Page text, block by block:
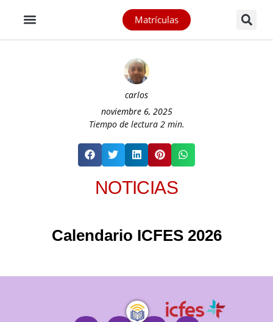
Matrículas
carlos
noviembre 6, 2025
Tiempo de lectura 2 min.
NOTICIAS
Calendario ICFES 2026